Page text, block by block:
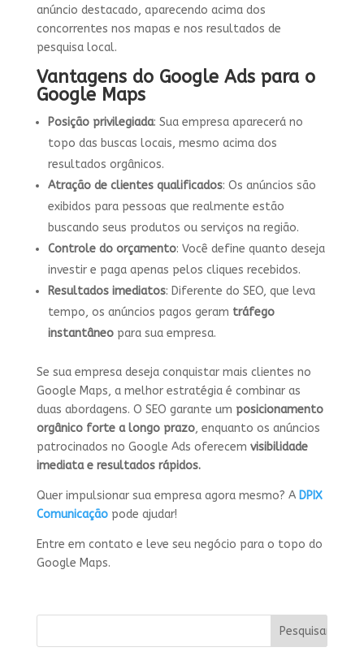
anúncio destacado, aparecendo acima dos
concorrentes nos mapas e nos resultados de
pesquisa local.
Vantagens do Google Ads para o
Google Maps
Posição privilegiada: Sua empresa aparecerá no
topo das buscas locais, mesmo acima dos
resultados orgânicos.
Atração de clientes qualificados: Os anúncios são
exibidos para pessoas que realmente estão
buscando seus produtos ou serviços na região.
Controle do orçamento: Você define quanto deseja
investir e paga apenas pelos cliques recebidos.
Resultados imediatos: Diferente do SEO, que leva
tempo, os anúncios pagos geram tráfego
instantâneopara sua empresa.
Se sua empresa deseja conquistar mais clientes no
Google Maps, a melhor estratégia é combinar as
duas abordagens. O SEO garante um posicionamento
orgânico forte a longo prazo, enquanto os anúncios
patrocinados no Google Ads oferecem visibilidade
imediata e resultados rápidos.
Quer impulsionar sua empresa agora mesmo? A DPIX
Comunicaçãopode ajudar!
Entre em contato e leve seu negócio para o topo do
Google Maps.